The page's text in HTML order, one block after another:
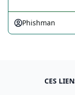
Phishman
CES